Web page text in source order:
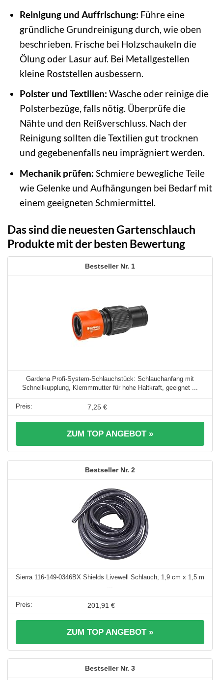
Reinigung und Auffrischung: Führe eine
gründliche Grundreinigung durch, wie oben
beschrieben. Frische bei Holzschaukeln die
Ölung oder Lasur auf. Bei Metallgestellen
kleine Roststellen ausbessern.
Polster und Textilien: Wasche oder reinige die
Polsterbezüge, falls nötig. Überprüfe die
Nähte und den Reißverschluss. Nach der
Reinigung sollten die Textilien gut trocknen
und gegebenenfalls neu imprägniert werden.
Mechanik prüfen: Schmiere bewegliche Teile
wie Gelenke und Aufhängungen bei Bedarf mit
einem geeigneten Schmiermittel.
Das sind die neuesten Gartenschlauch
Produkte mit der besten Bewertung
1
Gardena Profi-System-Schlauchstück: Schlauchanfang mit
Schnellkupplung, Klemmmutter für hohe Haltkraft, geeignet ...
7,25 €
ZUM TOP ANGEBOT »
2
Sierra 116-149-0346BX Shields Livewell Schlauch, 1,9 cm x 1,5 m
...
201,91 €
ZUM TOP ANGEBOT »
3